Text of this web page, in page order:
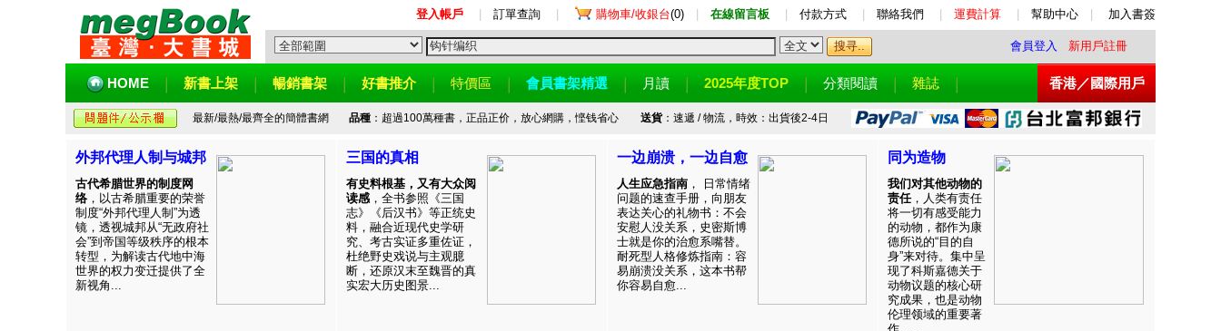
登入帳戶 訂單查詢 購物車/收銀台(0) 在線留言板 付款方式 聯絡我們 運費計算 幫助中心 加入書簽
會員登入 新用戶註冊
HOME 新書上架 暢銷書架 好書推介 特價區 會員書架精選 月讀 2025年度TOP 分類閱讀 雜誌 香港／國際用戶
最新/最熱/最齊全的簡體書網 品種：超過100萬種書，正品正价，放心網購，悭钱省心 送貨：速遞 / 物流，時效：出貨後2-4日
外邦代理人制与城邦
古代希腊世界的制度网
络 ，以古希腊重要的荣誉
制度“外邦代理人制”为透
镜，透视城邦从“无政府社
会”到帝国等级秩序的根本
转型，为解读古代地中海
世界的权力变迁提供了全
新视角...
三国的真相
有史料根基，又有大众阅
读感 ，全书参照《三国
志》《后汉书》等正统史
料，融合近现代史学研
究、考古实证多重佐证，
杜绝野史戏说与主观臆
断，还原汉末至魏晋的真
实宏大历史图景...
一边崩溃，一边自愈
人生应急指南 ， 日常情绪
问题的速查手册，向朋友
表达关心的礼物书：不会
安慰人没关系，史密斯博
士就是你的治愈系嘴替。
耐死型人格修炼指南：容
易崩溃没关系，这本书帮
你容易自愈...
同为造物
我们对其他动物的
责任，人类有责任
将一切有感受能力
的动物，都作为康
德所说的“目的自
身”来对待。集中呈
现了科斯嘉德关于
动物议题的核心研
究成果，也是动物
伦理领域的重要著